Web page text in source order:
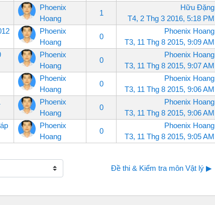
Phoenix
Hoang
1
Hữu Đặng
T4, 2 Thg 3 2016, 5:18 PM
Phoenix
Hoang
0
Phoenix Hoang
T3, 11 Thg 8 2015, 9:09 AM
Phoenix
Hoang
0
Phoenix Hoang
T3, 11 Thg 8 2015, 9:07 AM
Phoenix
Hoang
0
Phoenix Hoang
T3, 11 Thg 8 2015, 9:06 AM
Phoenix
Hoang
0
Phoenix Hoang
T3, 11 Thg 8 2015, 9:06 AM
Phoenix
Hoang
0
Phoenix Hoang
T3, 11 Thg 8 2015, 9:05 AM
Đề thi & Kiểm tra môn Vật lý ▶︎